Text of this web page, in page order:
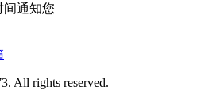
间通知您
All rights reserved.